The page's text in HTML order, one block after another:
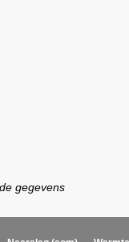
gegevens